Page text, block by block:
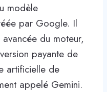
modèle
par Google. Il
du moteur,
payante de
artificielle de
appelé Gemini.